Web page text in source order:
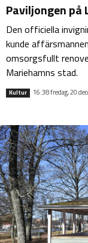
Paviljongen
Den officiella
kunde
omsorgsfullt
Mariehamns stad.
Kultur 16:38 fredag, 20